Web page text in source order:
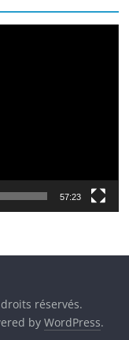
57:23
réservés.
byWordPress.